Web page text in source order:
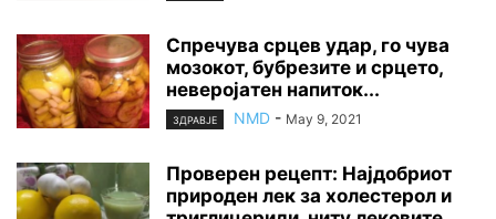
Спречува срцев yдap, го чува
мозокот, бубрезите и срцето,
неверојатен напиток...
ЗДРАВЈЕ NMD - May 9, 2021
Проверен рецепт: Најдобриот
природен лек за холестерол и